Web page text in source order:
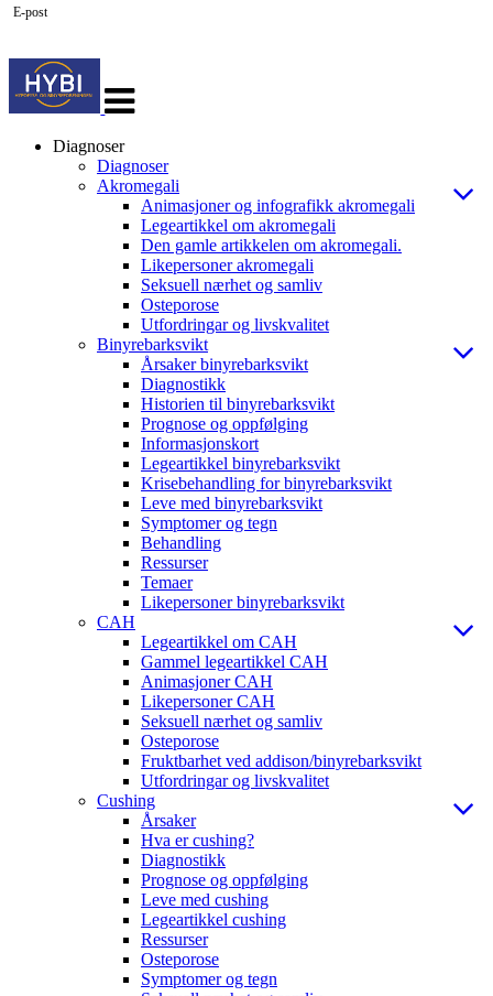
navigasjon
Diagnoser
Diagnoser
Akromegali
Animasjoner og infografikk akromegali
Legeartikkel om akromegali
Den gamle artikkelen om akromegali.
Likepersoner akromegali
Seksuell nærhet og samliv
Osteporose
Utfordringar og livskvalitet
Binyrebarksvikt
Årsaker binyrebarksvikt
Diagnostikk
Historien til binyrebarksvikt
Prognose og oppfølging
Informasjonskort
Legeartikkel binyrebarksvikt
Krisebehandling for binyrebarksvikt
Leve med binyrebarksvikt
Symptomer og tegn
Behandling
Ressurser
Temaer
Likepersoner binyrebarksvikt
CAH
Legeartikkel om CAH
Gammel legeartikkel CAH
Animasjoner CAH
Likepersoner CAH
Seksuell nærhet og samliv
Osteporose
Fruktbarhet ved addison/binyrebarksvikt
Utfordringar og livskvalitet
Cushing
Årsaker
Hva er cushing?
Diagnostikk
Prognose og oppfølging
Leve med cushing
Legeartikkel cushing
Ressurser
Osteporose
Symptomer og tegn
E-post